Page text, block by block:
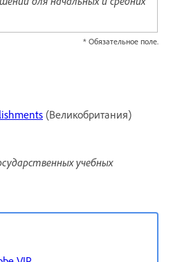
* Обязательное поле.
(Великобритания)
учебных